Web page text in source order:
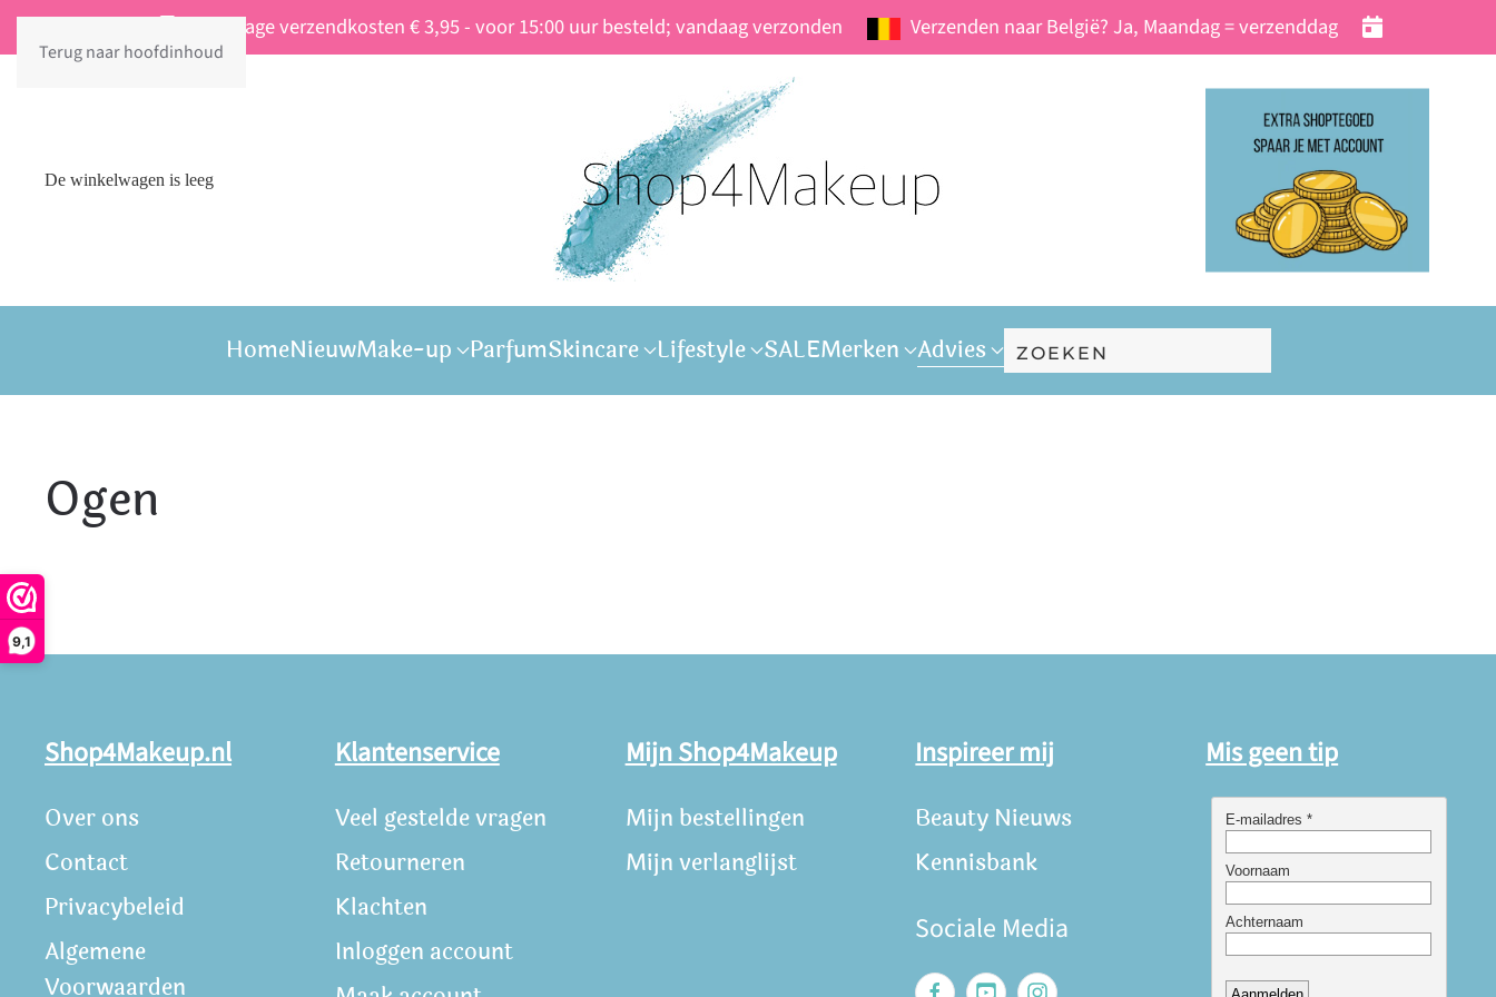
9,1
Terug naar hoofdinhoud
Vaste lage verzendkosten € 3,95 - voor 15:00 uur besteld; vandaag verzonden Verzenden naar België? Ja, Maandag = verzenddag
De winkelwagen is leeg
HomeNieuwMake-up ParfumSkincare Lifestyle SALEMerken Advies
Ogen
Shop4Makeup.nl
Over ons
Contact
Privacybeleid
Algemene
Voorwaarden
Klantenservice
Veel gestelde vragen
Retourneren
Klachten
Inloggen account
Mijn Shop4Makeup
Mijn bestellingen
Mijn verlanglijst
Inspireer mij
Beauty Nieuws
Kennisbank
Sociale Media
Mis geen tip